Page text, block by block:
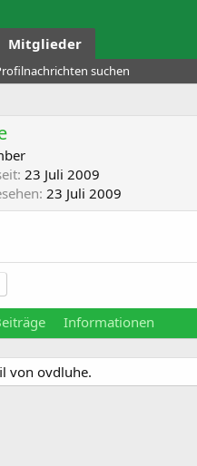
Mitglieder
suchen
23 Juli 2009
23 Juli 2009
Informationen
von ovdluhe.